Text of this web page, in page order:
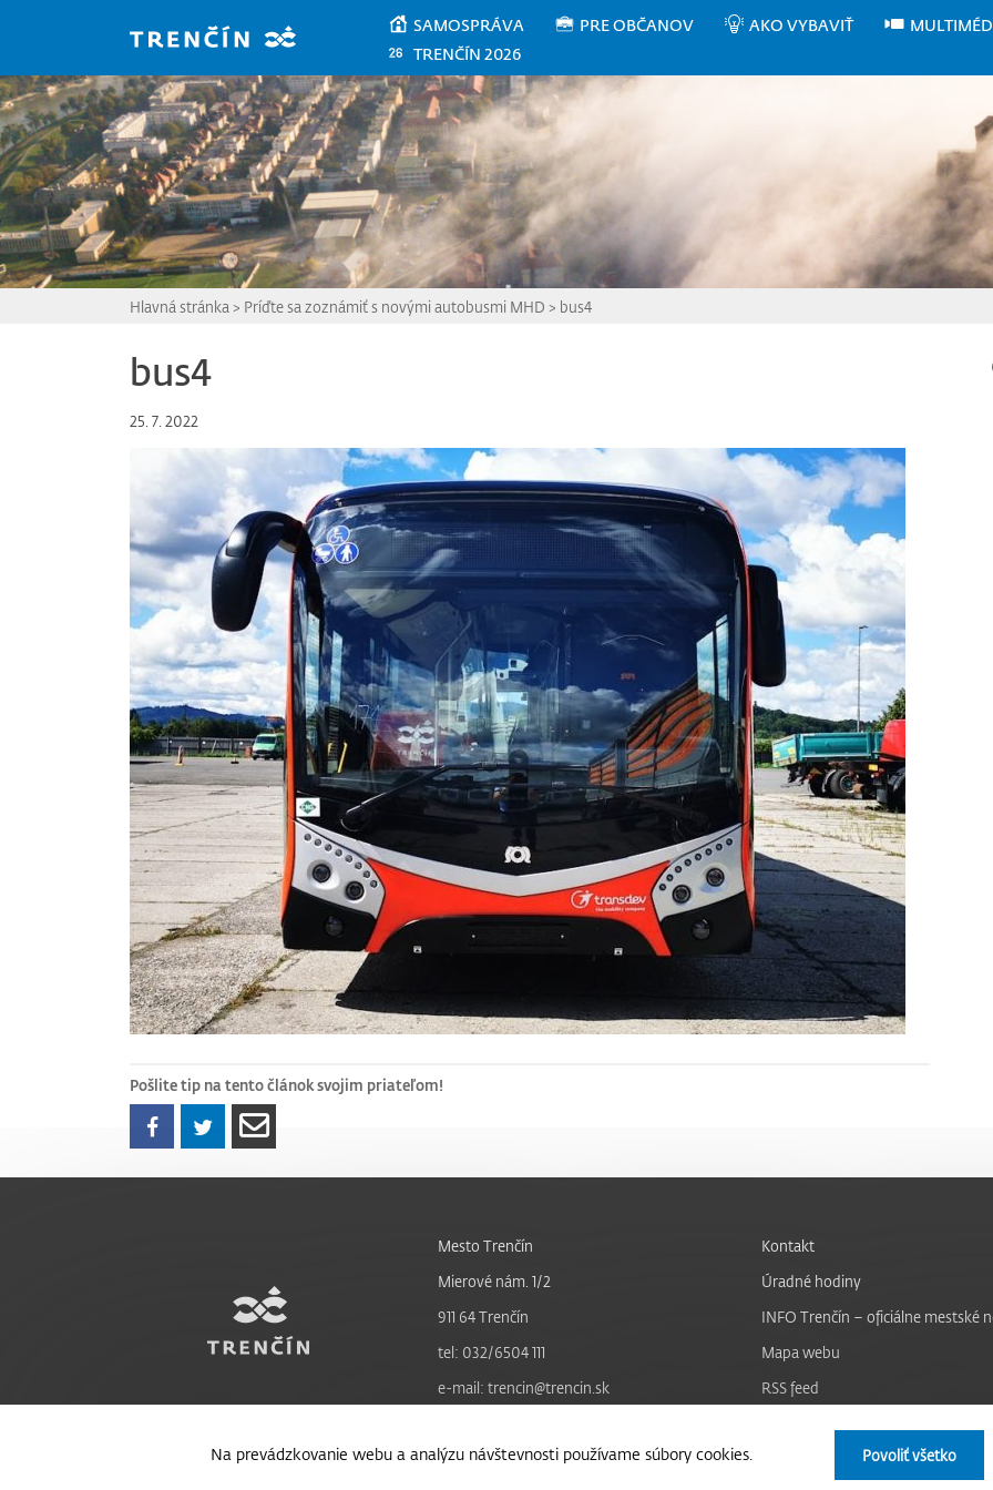
SAMOSPRÁVA PRE OBČANOV AKO VYBAVIŤ
TRENČÍN 2026
Hlavná stránka > Príďte sa zoznámiť s novými autobusmi MHD > bus4
bus4
25. 7. 2022
Pošlite tip na tento článok svojim priateľom!
Na prevádzkovanie webu a analýzu návštevnosti používame súbory cookies. Povoliť všetko
Mesto Trenčín
Mierové nám. 1/2
911 64 Trenčín
tel: 032/6504 111
e-mail: trencin@trencin.sk
Kontakt
Úradné hodiny
INFO Trenčín – oficiálne mestské
Mapa webu
RSS feed